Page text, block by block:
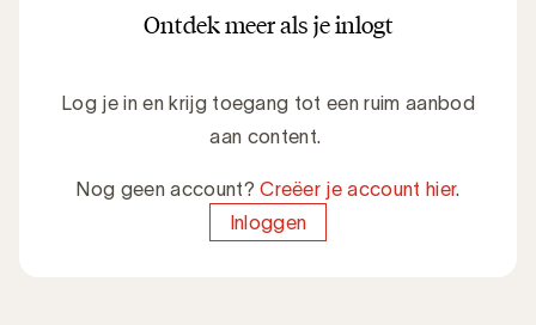
Ontdek meer als je inlogt
Log je in en krijg toegang tot een ruim aanbod
aan content.
Nog geen account?Creëer je account hier.
Inloggen